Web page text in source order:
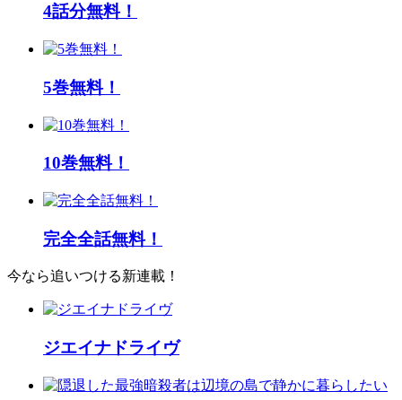
4話分無料！
5巻無料！
10巻無料！
完全全話無料！
今なら追いつける新連載！
ジエイナドライヴ